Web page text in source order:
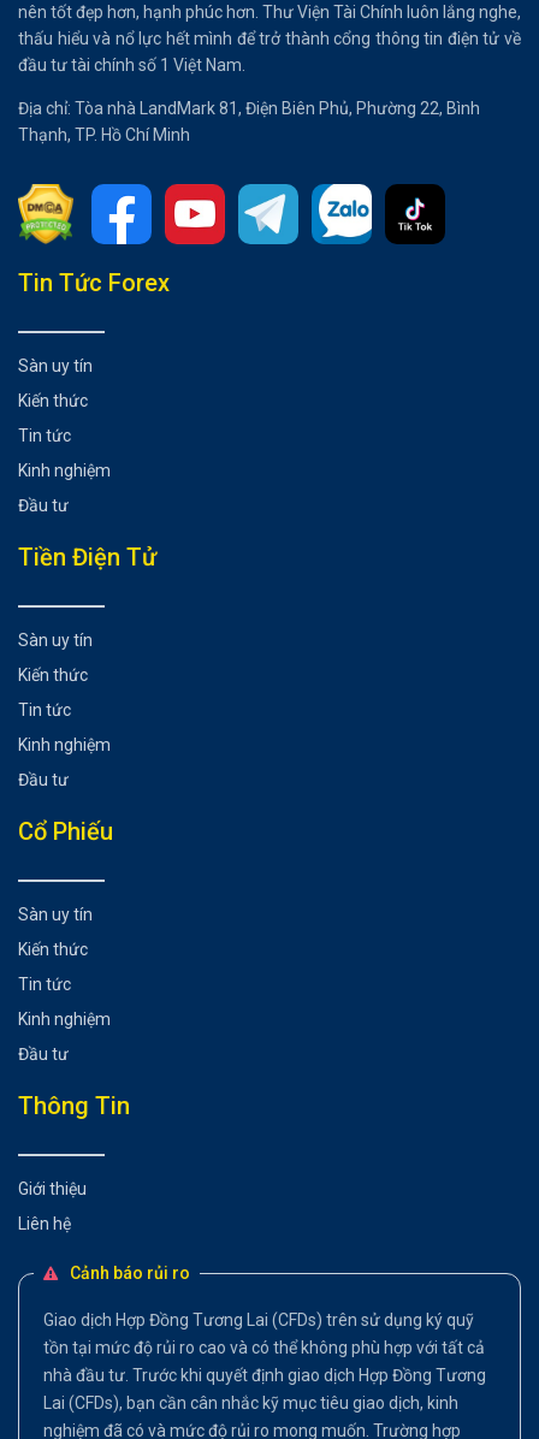
nên tốt đẹp hơn, hạnh phúc hơn. Thư Viện Tài Chính luôn lắng nghe,
thấu hiểu và nổ lực hết mình để trở thành cổng thông tin điện tử về
đầu tư tài chính số 1 Việt Nam.
Địa chỉ: Tòa nhà LandMark 81, Điện Biên Phủ, Phường 22, Bình
Thạnh, TP. Hồ Chí Minh
Tổng hợp bài viết
Ý nghĩa các chỉ số VNindex quan trọng
Thể hiện tâm lý của các trader
Thể hiện biến động của thị trường chứng khoán
Kết luận
Có thể bạn chưa biết
Tin Tức Forex
Sàn uy tín
Kiến thức
Tin tức
Kinh nghiệm
Đầu tư
Tiền Điện Tử
Sàn uy tín
Kiến thức
Tin tức
Kinh nghiệm
Đầu tư
Cổ Phiếu
Sàn uy tín
Kiến thức
Tin tức
Kinh nghiệm
Đầu tư
Thông Tin
Giới thiệu
Liên hệ
Cảnh báo rủi ro
Giao dịch Hợp Đồng Tương Lai (CFDs) trên sử dụng ký quỹ
tồn tại mức độ rủi ro cao và có thể không phù hợp với tất cả
nhà đầu tư. Trước khi quyết định giao dịch Hợp Đồng Tương
Lai (CFDs), bạn cần cân nhắc kỹ mục tiêu giao dịch, kinh
nghiệm đã có và mức độ rủi ro mong muốn. Trường hợp